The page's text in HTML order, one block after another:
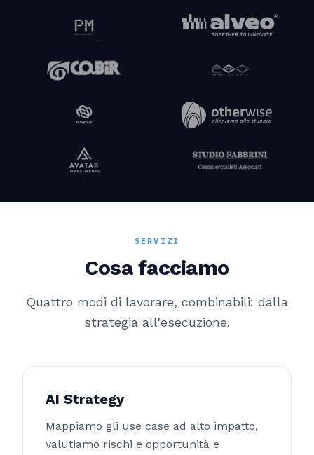
SERVIZI
Cosa facciamo
Quattro modi di lavorare, combinabili: dalla
strategia all'esecuzione.
AI Strategy
Mappiamo gli use case ad alto impatto,
valutiamo rischi e opportunità e